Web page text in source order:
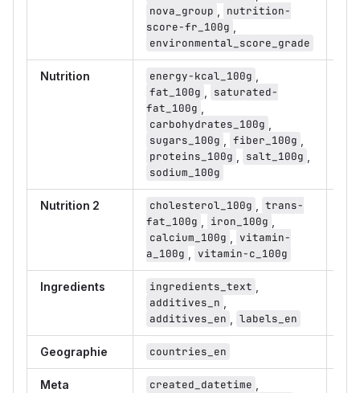
nova_group
nutrition-
score-fr_100g
environmental_score_grade
Nutrition energy-kcal_100g
fat_100g
saturated-
fat_100g
carbohydrates_100g
sugars_100g
fiber_100g
proteins_100g
salt_100g
sodium_100g
Nutrition 2 cholesterol_100g
trans-
fat_100g
iron_100g
calcium_100g
vitamin-
a_100g
vitamin-c_100g
Ingredients ingredients_text
additives_n
additives_en
labels_en
Geographie countries_en
Meta created_datetime